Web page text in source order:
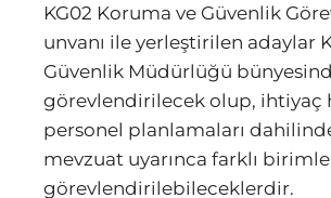
KG02 Koruma ve Güvenlik
unvanı ile yerleştirilen adaylar
Güvenlik Müdürlüğü
görevlendirilecek olup, ihtiyaç
personel planlamaları
mevzuat uyarınca farklı
görevlendirilebileceklerdir.